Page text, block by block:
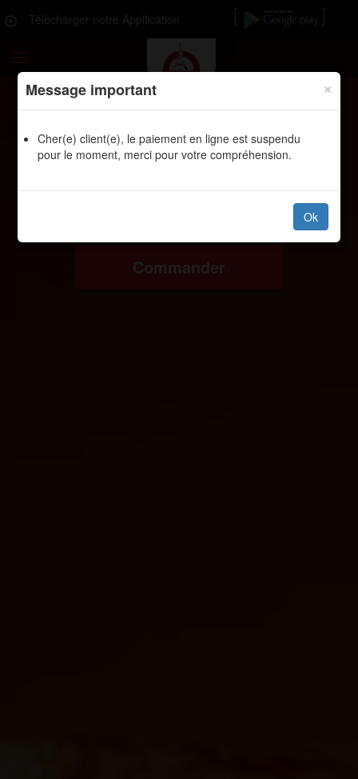
Télécharger notre Appllication
navigation
Commander
Message important ×
Cher(e) client(e), le paiement en ligne est suspendu
pour le moment, merci pour votre compréhension.
Ok